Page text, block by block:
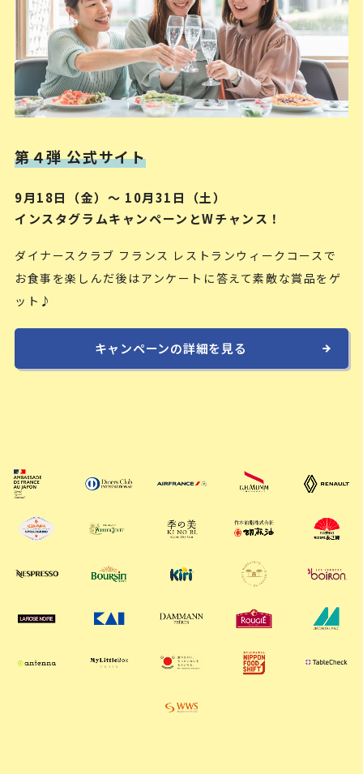
第４弾 公式サイト
9月18日（金）～ 10月31日（土）
インスタグラムキャンペーンとWチャンス！
ダイナースクラブ フランス レストランウィークコースで
お食事を楽しんだ後はアンケートに答えて素敵な賞品をゲ
ット♪
キャンペーンの詳細を見る